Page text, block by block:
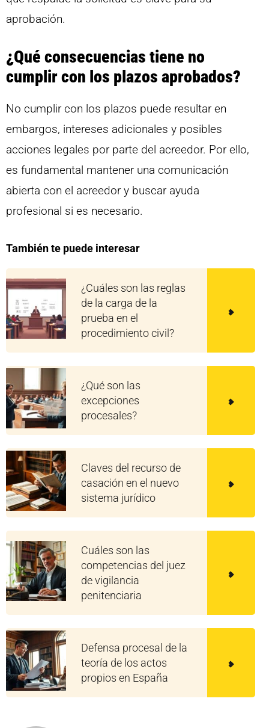
aprobación.
¿Qué consecuencias tiene no
cumplir con los plazos aprobados?
No cumplir con los plazos puede resultar en
embargos, intereses adicionales y posibles
acciones legales por parte del acreedor. Por ello,
es fundamental mantener una comunicación
abierta con el acreedor y buscar ayuda
profesional si es necesario.
También te puede interesar
¿Cuáles son las reglas
de la carga de la
prueba en el
procedimiento civil?
¿Qué son las
excepciones
procesales?
Claves del recurso de
casación en el nuevo
sistema jurídico
Cuáles son las
competencias del juez
de vigilancia
penitenciaria
Defensa procesal de la
teoría de los actos
propios en España